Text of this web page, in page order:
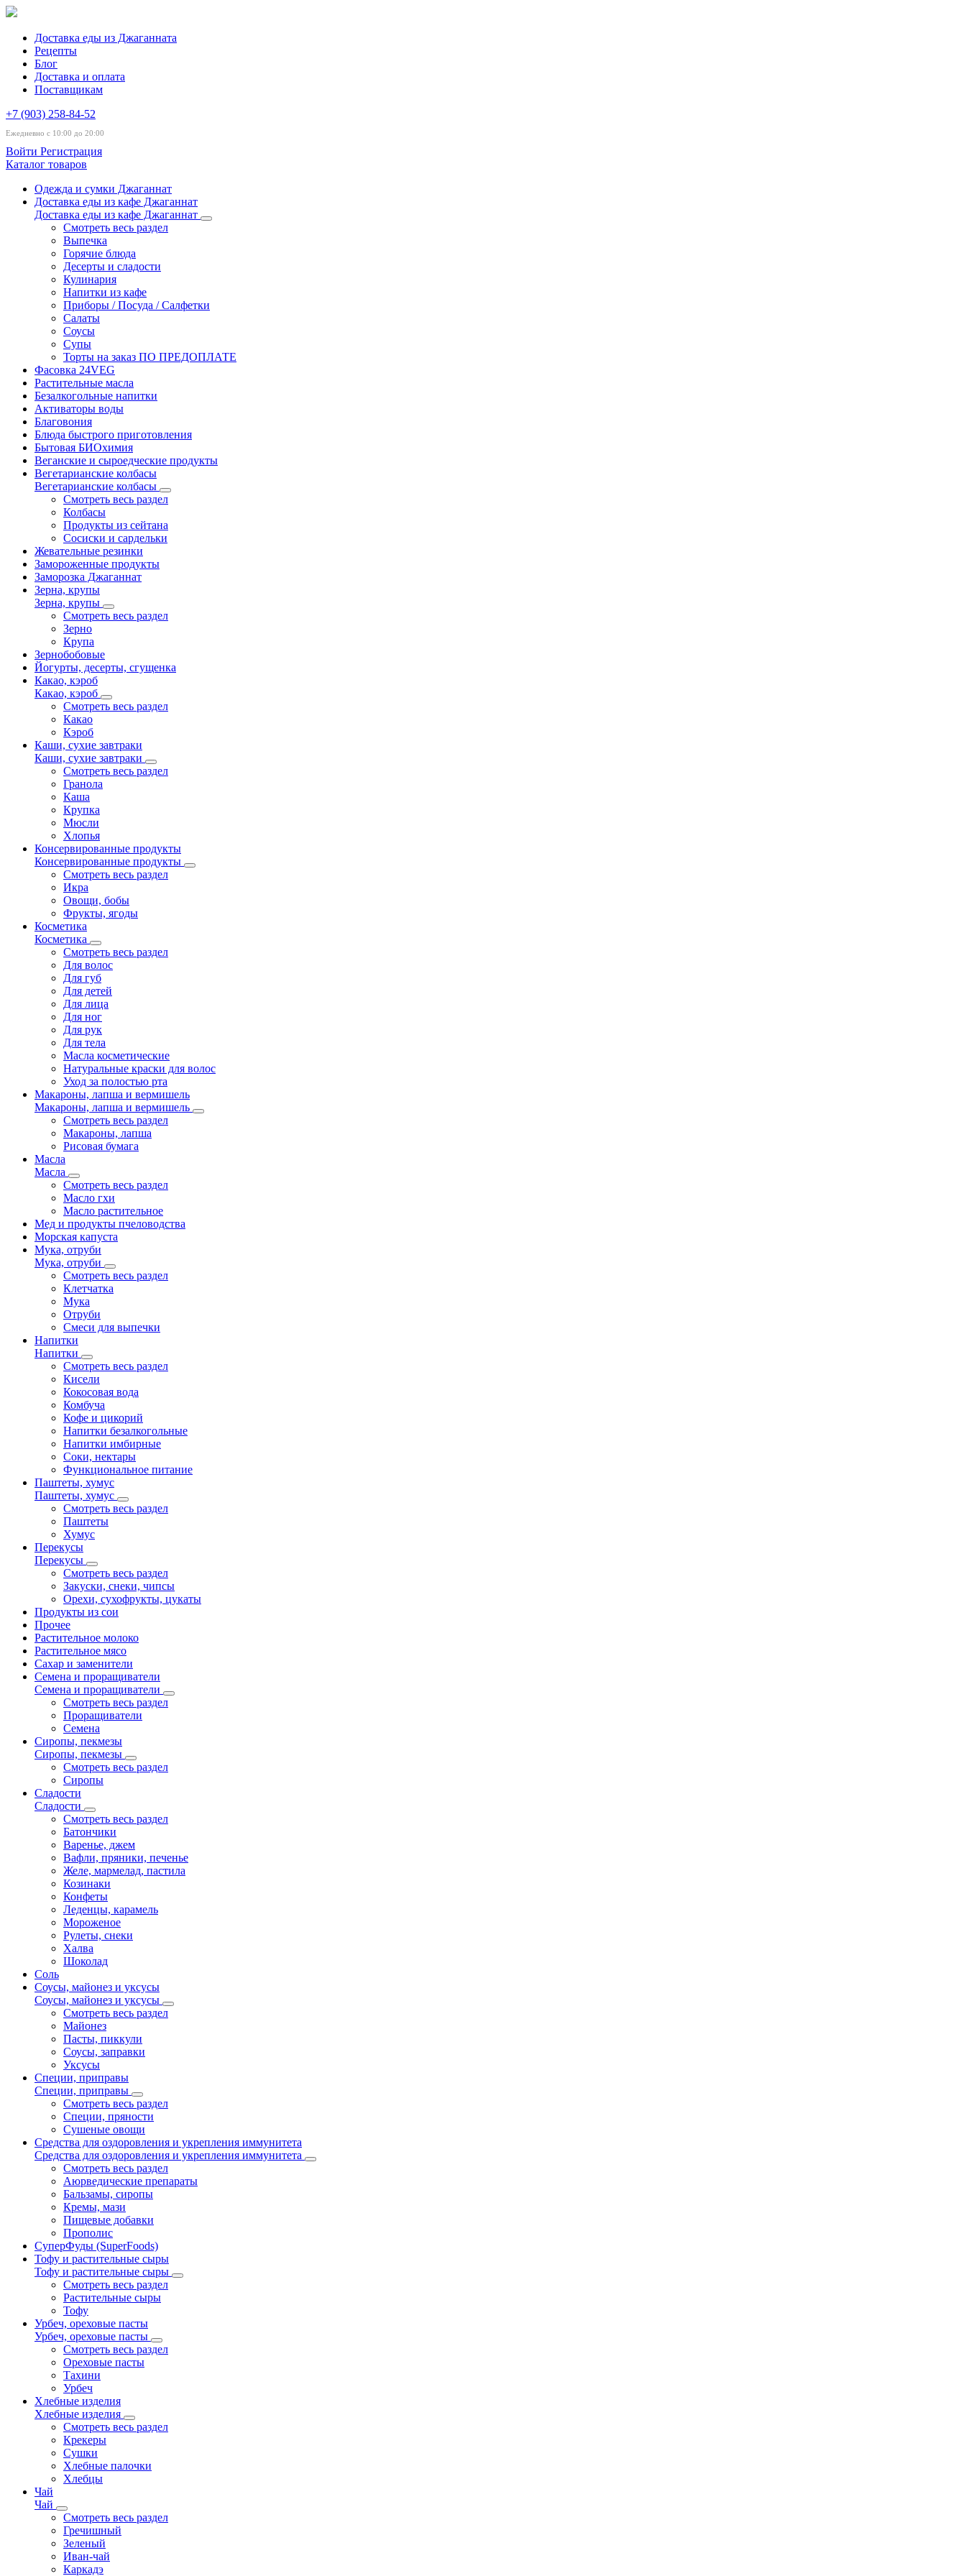
Доставка еды из Джаганната
Рецепты
Блог
Доставка и оплата
Поставщикам
+7 (903) 258-84-52
Ежедневно с 10:00 до 20:00
Войти Регистрация
Каталог товаров
Одежда и сумки Джаганнат
Доставка еды из кафе Джаганнат
Доставка еды из кафе Джаганнат
Смотреть весь раздел
Выпечка
Горячие блюда
Десерты и сладости
Кулинария
Напитки из кафе
Приборы / Посуда / Салфетки
Салаты
Соусы
Супы
Торты на заказ ПО ПРЕДОПЛАТЕ
Фасовка 24VEG
Растительные масла
Безалкогольные напитки
Активаторы воды
Благовония
Блюда быстрого приготовления
Бытовая БИОхимия
Веганские и сыроедческие продукты
Вегетарианские колбасы
Вегетарианские колбасы
Смотреть весь раздел
Колбасы
Продукты из сейтана
Сосиски и сардельки
Жевательные резинки
Замороженные продукты
Заморозка Джаганнат
Зерна, крупы
Зерна, крупы
Смотреть весь раздел
Зерно
Крупа
Зернобобовые
Йогурты, десерты, сгущенка
Какао, кэроб
Какао, кэроб
Смотреть весь раздел
Какао
Кэроб
Каши, сухие завтраки
Каши, сухие завтраки
Смотреть весь раздел
Гранола
Каша
Крупка
Мюсли
Хлопья
Консервированные продукты
Консервированные продукты
Смотреть весь раздел
Икра
Овощи, бобы
Фрукты, ягоды
Косметика
Косметика
Смотреть весь раздел
Для волос
Для губ
Для детей
Для лица
Для ног
Для рук
Для тела
Масла косметические
Натуральные краски для волос
Уход за полостью рта
Макароны, лапша и вермишель
Макароны, лапша и вермишель
Смотреть весь раздел
Макароны, лапша
Рисовая бумага
Масла
Масла
Смотреть весь раздел
Масло гхи
Масло растительное
Мед и продукты пчеловодства
Морская капуста
Мука, отруби
Мука, отруби
Смотреть весь раздел
Клетчатка
Мука
Отруби
Смеси для выпечки
Напитки
Напитки
Смотреть весь раздел
Кисели
Кокосовая вода
Комбуча
Кофе и цикорий
Напитки безалкогольные
Напитки имбирные
Соки, нектары
Функциональное питание
Паштеты, хумус
Паштеты, хумус
Смотреть весь раздел
Паштеты
Хумус
Перекусы
Перекусы
Смотреть весь раздел
Закуски, снеки, чипсы
Орехи, сухофрукты, цукаты
Продукты из сои
Прочее
Растительное молоко
Растительное мясо
Сахар и заменители
Семена и проращиватели
Семена и проращиватели
Смотреть весь раздел
Проращиватели
Семена
Сиропы, пекмезы
Сиропы, пекмезы
Смотреть весь раздел
Сиропы
Сладости
Сладости
Смотреть весь раздел
Батончики
Варенье, джем
Вафли, пряники, печенье
Желе, мармелад, пастила
Козинаки
Конфеты
Леденцы, карамель
Мороженое
Рулеты, снеки
Халва
Шоколад
Соль
Соусы, майонез и уксусы
Соусы, майонез и уксусы
Смотреть весь раздел
Майонез
Пасты, пиккули
Соусы, заправки
Уксусы
Специи, приправы
Специи, приправы
Смотреть весь раздел
Специи, пряности
Сушеные овощи
Средства для оздоровления и укрепления иммунитета
Средства для оздоровления и укрепления иммунитета
Смотреть весь раздел
Аюрведические препараты
Бальзамы, сиропы
Кремы, мази
Пищевые добавки
Прополис
СуперФуды (SuperFoods)
Тофу и растительные сыры
Тофу и растительные сыры
Смотреть весь раздел
Растительные сыры
Тофу
Урбеч, ореховые пасты
Урбеч, ореховые пасты
Смотреть весь раздел
Ореховые пасты
Тахини
Урбеч
Хлебные изделия
Хлебные изделия
Смотреть весь раздел
Крекеры
Сушки
Хлебные палочки
Хлебцы
Чай
Чай
Смотреть весь раздел
Гречишный
Зеленый
Иван-чай
Каркадэ